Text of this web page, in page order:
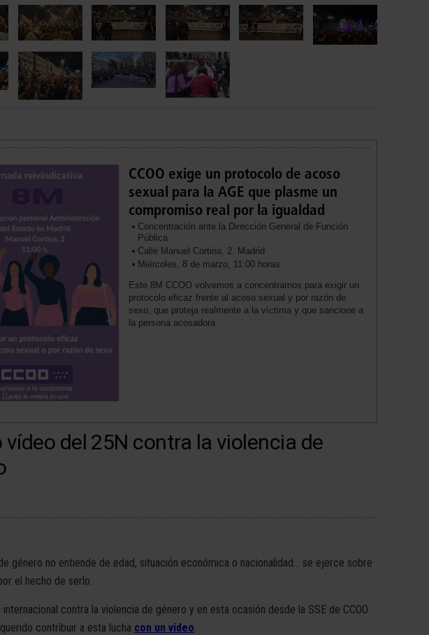
CCOO exige un protocolo de acoso
sexual para la AGE que plasme un
compromiso real por la igualdad
Concentración ante la Dirección General de Función
Pública
Calle Manuel Cortina, 2. Madrid
Miércoles, 8 de marzo, 11:00 horas
Este 8M CCOO volvemos a concentrarnos para exigir un
protocolo eficaz frente al acoso sexual y por razón de
sexo, que proteja realmente a la víctima y que sancione a
la persona acosadora.
vídeo del 25N contra la violencia de
género no entiende de edad, situación económica o nacionalidad... se ejerce sobre
el hecho de serlo.
internacional contra la violencia de género y en esta ocasión desde la SSE de CCOO
contribuir a esta lucha con un vídeo